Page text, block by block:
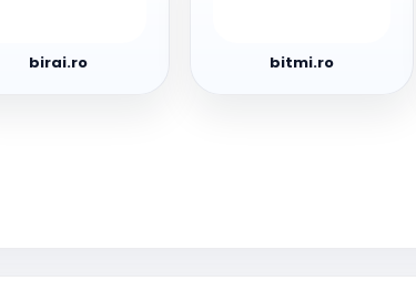
birai.ro bitmi.ro